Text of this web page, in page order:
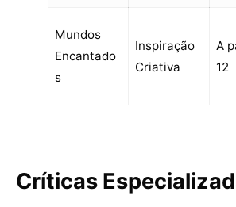
Mundos
Encantado
s
Inspiração
Criativa
A
12
Críticas